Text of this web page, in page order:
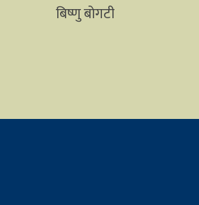
बिष्णु बोगटी